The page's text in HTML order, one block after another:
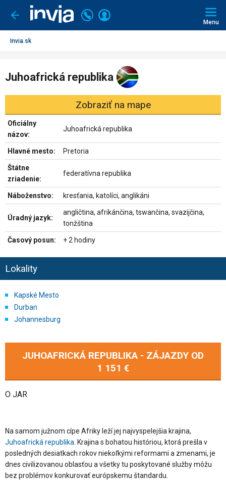
Ísť
späť
Volajte
+421
2
Prihlásiť
Menu
Invia.sk
Juhoafrická republika
Zobraziť na mape
Oficiálny
názov:
Juhoafrická republika
Hlavné mesto: Pretoria
Štátne
zriadenie:
federatívna republika
Náboženstvo: kresťania, katolíci, anglikáni
Úradný jazyk:
angličtina, afrikánčina, tswančina, svazijčina,
tonžština
Časový posun: + 2 hodiny
Lokality
Kapské Mesto
Durban
Johannesburg
JUHOAFRICKÁ REPUBLIKA - ZÁJAZDY OD
1 151 €
O JAR
Na samom južnom cípe Afriky leží jej najvyspelejšia krajina,
Juhoafrická republika . Krajina s bohatou históriou, ktorá prešla v
posledných desiatkach rokov niekoľkými reformami a zmenami, je
dnes civilizovanou oblasťou a všetky tu poskytované služby môžu
bez problémov konkurovať európskemu štandardu.